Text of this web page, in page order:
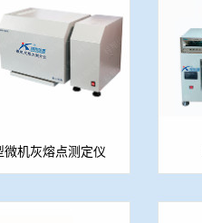
机灰熔点测定仪